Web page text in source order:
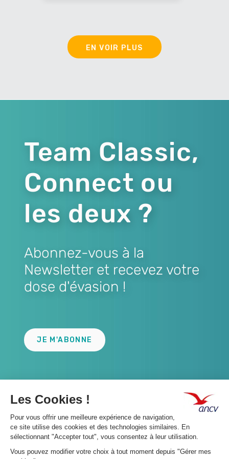
EN VOIR PLUS
Team Classic,
Connect ou
les deux ?
Abonnez-vous à la
Newsletter et recevez votre
dose d'évasion !
JE M'ABONNE